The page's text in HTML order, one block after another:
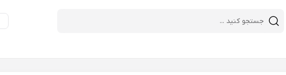
desktop header search